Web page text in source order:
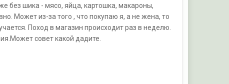
без шика - мясо, яйца, картошка, макароны,
Может из-за того , что покупаю я, а не жена, то
Поход в магазин происходит раз в неделю.
совет какой дадите.